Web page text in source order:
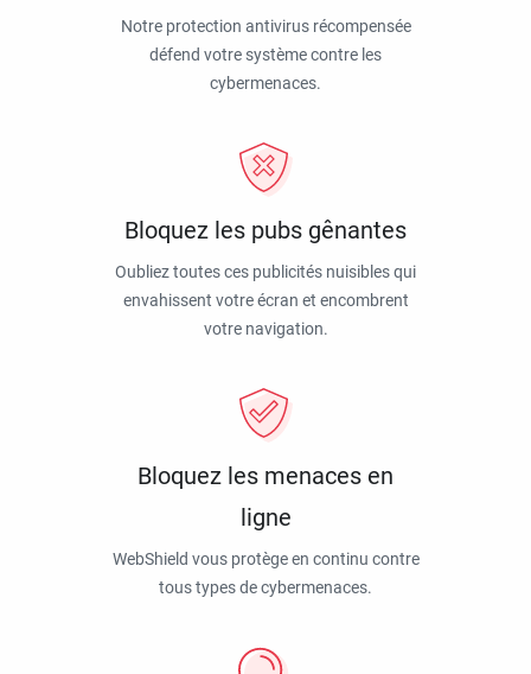
Notre protection antivirus récompensée
défend votre système contre les
cybermenaces.
Bloquez les pubs gênantes
Oubliez toutes ces publicités nuisibles qui
envahissent votre écran et encombrent
votre navigation.
Bloquez les menaces en
ligne
WebShield vous protège en continu contre
tous types de cybermenaces.